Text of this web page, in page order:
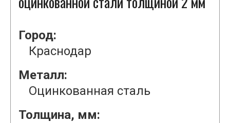
Город:
Краснодар
Металл:
Оцинкованная сталь
Толщина, мм: